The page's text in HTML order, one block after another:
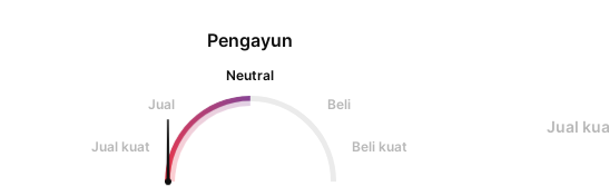
Pengayun
Neutral
Jual
Beli
Jual kuat Beli kuat
Jual